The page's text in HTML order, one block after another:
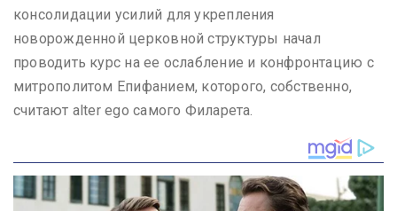
консолидации усилий для укрепления
новорожденной церковной структуры начал
проводить курс на ее ослабление и конфронтацию с
митрополитом Епифанием, которого, собственно,
считают alter ego самого Филарета.